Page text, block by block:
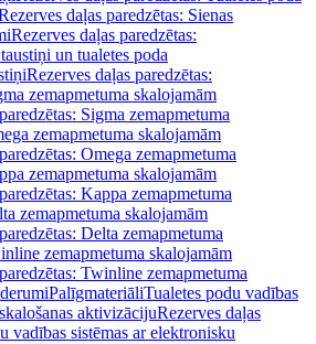
daļas paredzētas: Sienas
Rezerves daļas paredzētas:
un tualetes poda
Rezerves daļas paredzētas:
zemapmetuma skalojamām
Sigma zemapmetuma
zemapmetuma skalojamām
Omega zemapmetuma
zemapmetuma skalojamām
Kappa zemapmetuma
zemapmetuma skalojamām
Delta zemapmetuma
zemapmetuma skalojamām
Twinline zemapmetuma
PalīgmateriāliTualetes podu vadības
aktivizācijuRezerves daļas
vadības sistēmas ar elektronisku